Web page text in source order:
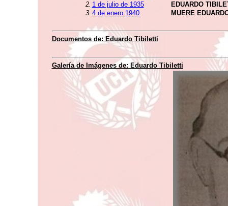
2. 1 de julio de 1935
EDUARDO
3. 4 de enero 1940 MUERE
Documentos de:Eduardo Tibiletti
Galería de Imágenes de: Eduardo Tibiletti